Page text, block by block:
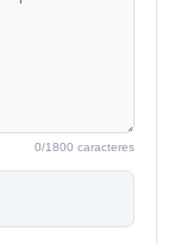
0/1800 caracteres